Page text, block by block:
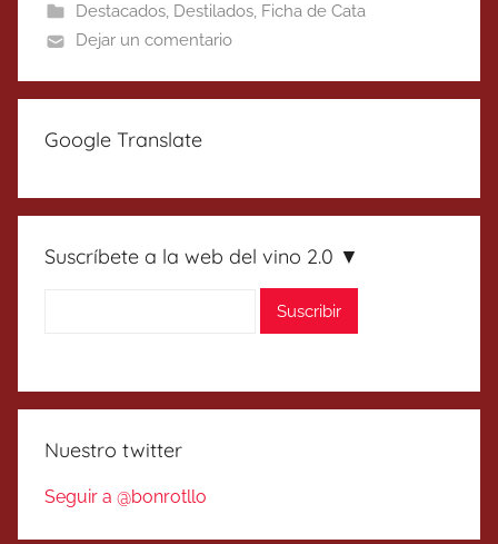
Destacados, Destilados, Ficha de Cata
Dejar un comentario
Google Translate
Suscríbete a la web del vino 2.0 ▼
Nuestro twitter
Seguir a @bonrotllo